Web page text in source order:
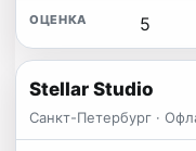
5
Stellar Studio
Санкт-Петербург ·